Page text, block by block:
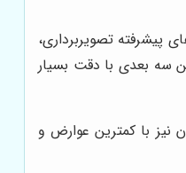
پیشرفته تصویربرداری،
سه بعدی با دقت بسیار
نیز با کمترین عوارض و